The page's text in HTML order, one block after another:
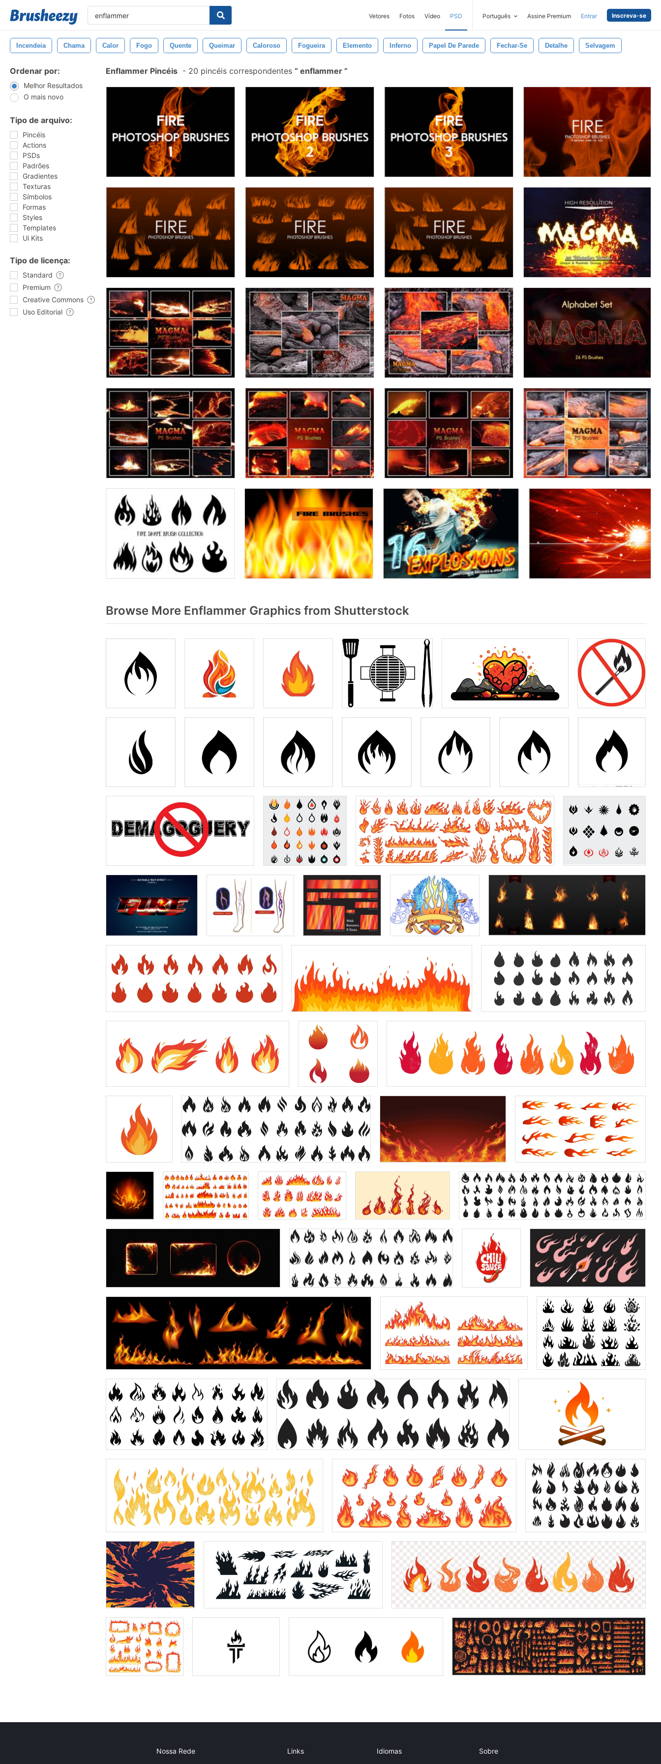
Vetores Fotos Vídeo PSD Português Assine Premium Entrar Inscreva-se
Incendeia Chama Calor Fogo Quente Queimar Caloroso Fogueira Elemento Inferno Papel De Parede Fechar-Se Detalhe Selvagem
Ordenar por:
Melhor Resultados
O mais novo
Tipo de arquivo:
Pincéis
Actions
PSDs
Padrões
Gradientes
Texturas
Símbolos
Formas
Styles
Templates
Ui Kits
Tipo de licença:
Standard
Premium
Creative Commons
Uso Editorial
Enflammer Pincéis - 20 pincéis correspondentes enflammer
Browse More Enflammer Graphics from Shutterstock
Nossa Rede Links Idiomas Sobre